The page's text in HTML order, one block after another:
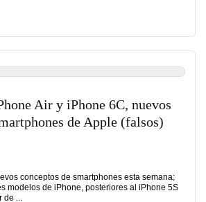
Air y iPhone 6C, nuevos
de Apple (falsos)
conceptos de smartphones esta semana;
modelos de iPhone, posteriores al iPhone 5S
de ...